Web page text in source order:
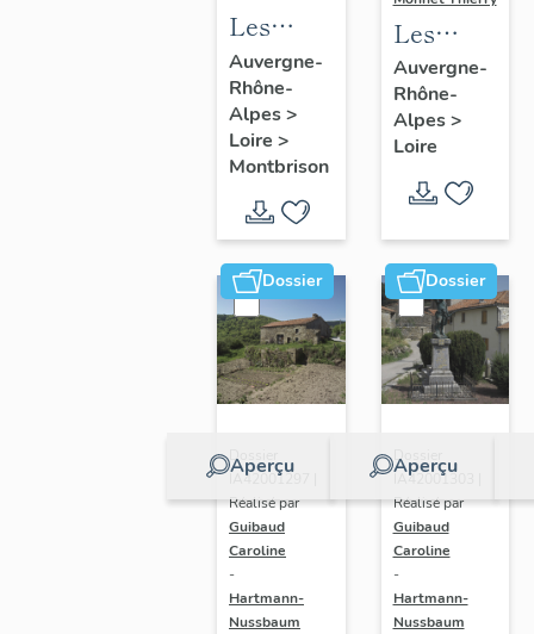
Les
immeubles
de la
commune
de
Montbrison
Auvergne-
Rhône-
Alpes>
Loire >
Montbrison
Les
cuvages
du
canton
et de la
commune
de Sail-
sous-
Couzan
Auvergne-
Rhône-
Alpes>
Loire
Dossier
Aperçu
Dossier
IA42001297 |
Réalisé par
Guibaud
Caroline
-
Hartmann-
Nussbaum
Dossier
Aperçu
Dossier
IA42001303 |
Réalisé par
Guibaud
Caroline
-
Hartmann-
Nussbaum